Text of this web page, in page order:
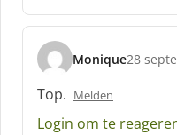
e
f
:
Monique
s
c
h
r
28
Top. Melden
Login om te